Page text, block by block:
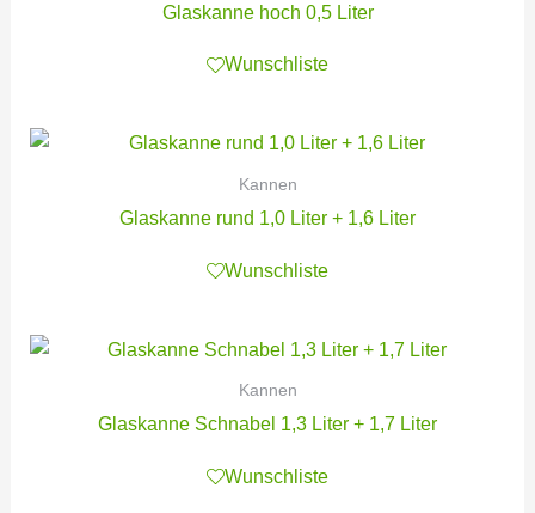
Glaskanne hoch 0,5 Liter
Wunschliste
Kannen
Glaskanne rund 1,0 Liter + 1,6 Liter
Wunschliste
Kannen
Glaskanne Schnabel 1,3 Liter + 1,7 Liter
Wunschliste